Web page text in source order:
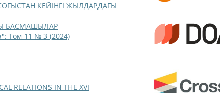
КЕЙІНГІ ЖЫЛДАРДАҒЫ
БАСМАШЫЛАР
Том 11 № 3 (2024)
RELATIONS IN THE XVI